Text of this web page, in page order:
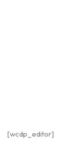
[wcdp_editor]